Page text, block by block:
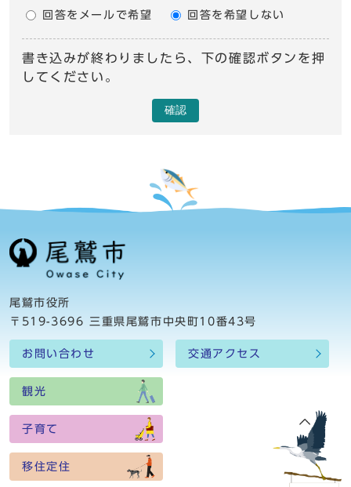
回答をメールで希望 回答を希望しない
書き込みが終わりましたら、下の確認ボタンを押
してください。
確認
尾鷲市役所
〒519-3696 三重県尾鷲市中央町10番43号
お問い合わせ 交通アクセス
観光
子育て
移住定住